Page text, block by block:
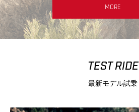
MORE
TEST RIDE
最新モデル試乗